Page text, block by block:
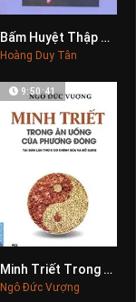
0
Bấm Huyệt Thập Chỉ Đạo
Hoàng Duy Tân
0
9:50:41
Minh Triết Trong Ăn Uống Của Phương Đông
Ngô Đức Vượng